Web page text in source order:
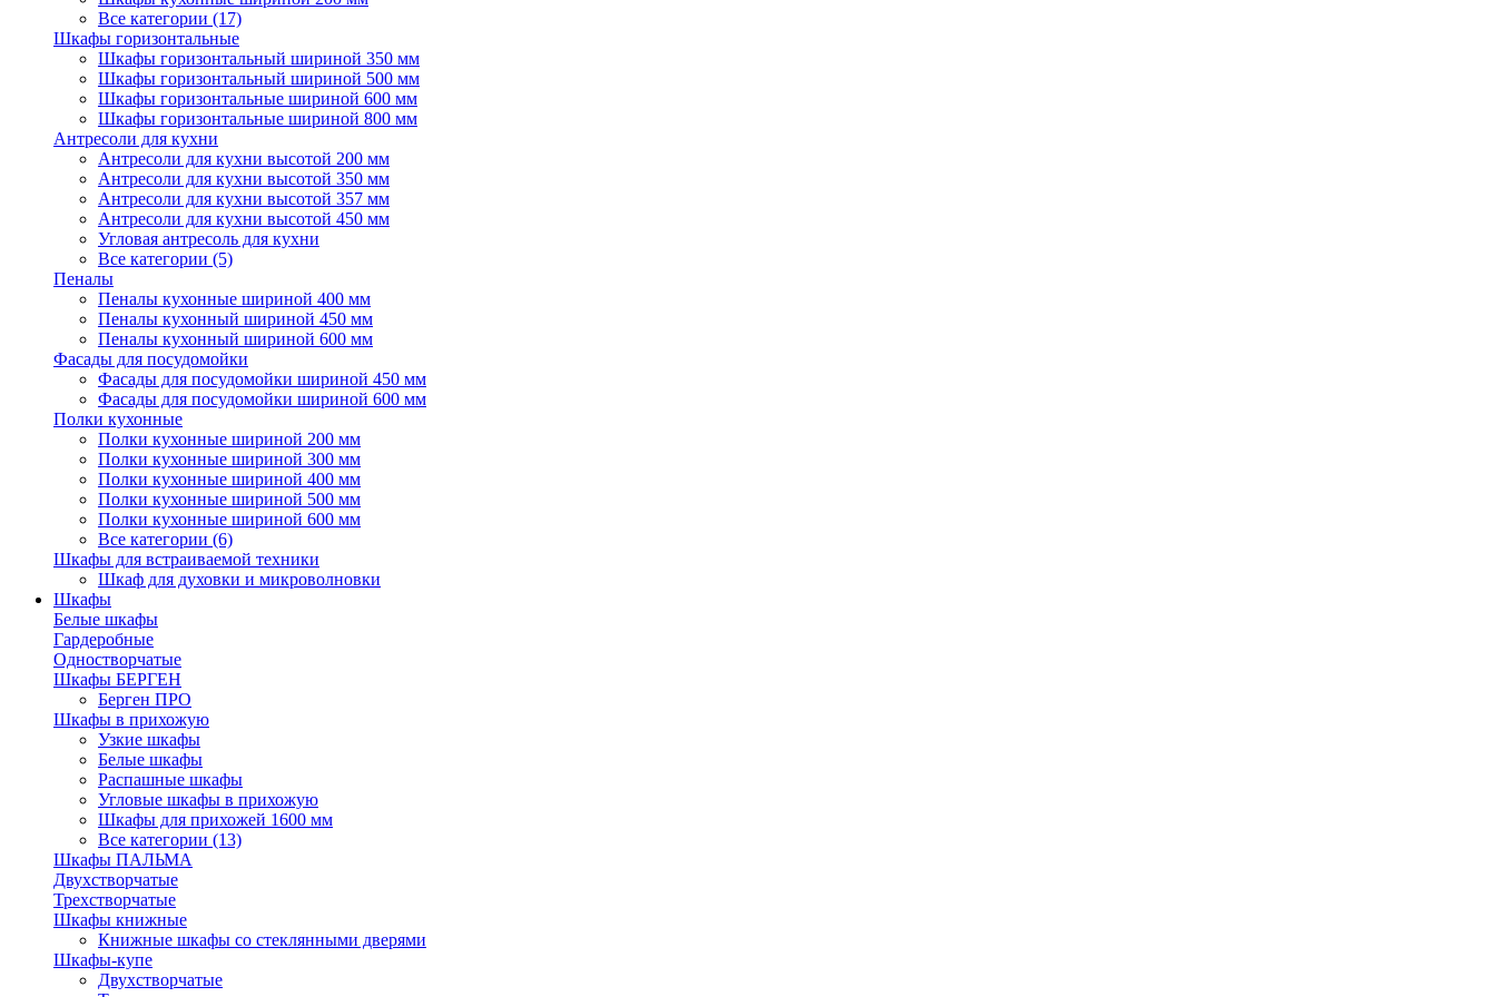
Все категории (17)
Шкафы горизонтальные
Шкафы горизонтальный шириной 350 мм
Шкафы горизонтальный шириной 500 мм
Шкафы горизонтальные шириной 600 мм
Шкафы горизонтальные шириной 800 мм
Антресоли для кухни
Антресоли для кухни высотой 200 мм
Антресоли для кухни высотой 350 мм
Антресоли для кухни высотой 357 мм
Антресоли для кухни высотой 450 мм
Угловая антресоль для кухни
Все категории (5)
Пеналы
Пеналы кухонные шириной 400 мм
Пеналы кухонный шириной 450 мм
Пеналы кухонный шириной 600 мм
Фасады для посудомойки
Фасады для посудомойки шириной 450 мм
Фасады для посудомойки шириной 600 мм
Полки кухонные
Полки кухонные шириной 200 мм
Полки кухонные шириной 300 мм
Полки кухонные шириной 400 мм
Полки кухонные шириной 500 мм
Полки кухонные шириной 600 мм
Все категории (6)
Шкафы для встраиваемой техники
Шкаф для духовки и микроволновки
Шкафы
Белые шкафы
Гардеробные
Одностворчатые
Шкафы БЕРГЕН
Берген ПРО
Шкафы в прихожую
Узкие шкафы
Белые шкафы
Распашные шкафы
Угловые шкафы в прихожую
Шкафы для прихожей 1600 мм
Все категории (13)
Шкафы ПАЛЬМА
Двухстворчатые
Трехстворчатые
Шкафы книжные
Книжные шкафы со стеклянными дверями
Шкафы-купе
Двухстворчатые